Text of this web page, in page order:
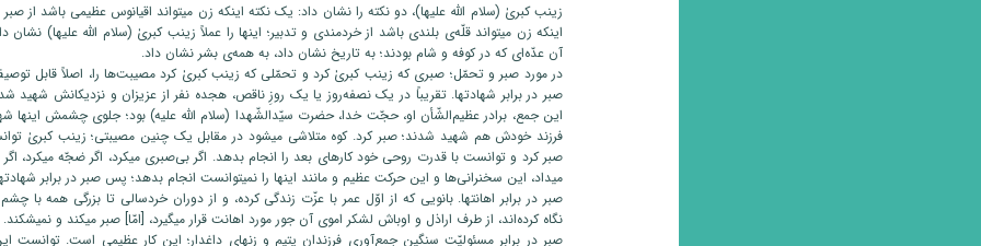
زینب کبریٰ (سلام ‌الله‌ علیها)، دو نکته را نشان داد: یک نکته اینکه زن میتواند اقیانوس عظیمی باشد از
اینکه زن میتواند قلّه‌ی بلندی باشد از خردمندی و تدبیر؛ اینها را عملاً زینب کبریٰ (سلام الله علیها) نشان
آن عدّه‌ای که در کوفه و شام بودند؛ به تاریخ نشان داد، به همه‌ی بشر نشان داد.
در مورد صبر و تحمّل؛ صبری که زینب کبریٰ کرد و تحمّلی که زینب کبریٰ کرد مصیبت‌ها را، اصلاً قابل
صبر در برابر شهادتها. تقریباً در یک نصفه‌روز یا یک روزِ ناقص، هجده نفر از عزیزان و نزدیکانش شهید
این جمع، برادر عظیم‌الشّأن او، حجّت خدا، حضرت سیّدالشّهدا (سلام ‌الله ‌علیه) بود؛ جلوی چشمش اینها
فرزند خودش هم شهید شدند؛ صبر کرد. کوه متلاشی میشود در مقابل یک چنین مصیبتی؛ زینب کبریٰ
صبر کرد و توانست با قدرت روحی خود کارهای بعد را انجام بدهد. اگر بی‌صبری میکرد، اگر ضجّه میکرد،
میداد، این سخنرانی‌ها و این حرکت عظیم و مانند اینها را نمیتوانست انجام بدهد؛ پس صبر در برابر
صبر در برابر اهانتها. بانویی که از اوّل عمر با عزّت زندگی کرده، و از دوران خردسالی تا بزرگی همه با
نگاه کرده‌اند، از طرف اراذل و اوباش لشکر اموی آن ‌‌جور مورد اهانت قرار میگیرد، [امّا] صبر میکند و نمیشکند.
صبر در برابر مسئولیّت سنگین جمع‌آوری فرزندان یتیم و زنهای داغدار؛ این کار عظیمی است. توانست